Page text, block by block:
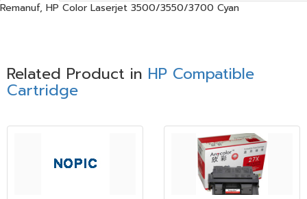
Remanuf, HP Color Laserjet 3500/3550/3700 Cyan
Related Product in HP Compatible
Cartridge